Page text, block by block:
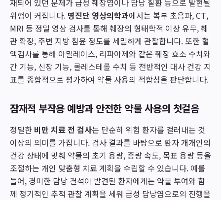
재되어 있던 문제가 급성 췌장염이나 담낭 질환 등으로 발현될
위험이 커집니다. 명진단 영상의학과에서는 복부 초음파, CT,
MRI 등 정밀 영상 검사를 통해 췌장의 형태학적 이상 유무, 췌
관 확장, 주변 지방 침윤 정도를 세밀하게 관찰합니다. 또한 혈
액검사를 통해 아밀레이스, 리파아제와 같은 췌장 효소 수치와
간 기능, 신장 기능, 콜레스테롤 수치 등 전반적인 대사 건강 지
표를 종합적으로 평가하여 약물 사용의 적합성을 판단합니다.
잠재적 부작용 예방과 안전한 약물 사용의 첫걸음
정밀한 비만 치료 전 검사는 단순히 위험 환자를 걸러내는 것
이상의 의미를 가집니다. 검사 결과를 바탕으로 환자 개개인의
건강 상태에 맞춰 약물의 초기 용량, 증량 속도, 목표 용량 등을
조절하는 개인 맞춤형 치료 계획을 수립할 수 있습니다. 예를
들어, 경미한 담낭 결석이 발견된 환자에게는 약물 투여와 함
께 정기적인 추적 관찰 계획을 세워 급성 담낭염으로의 진행을